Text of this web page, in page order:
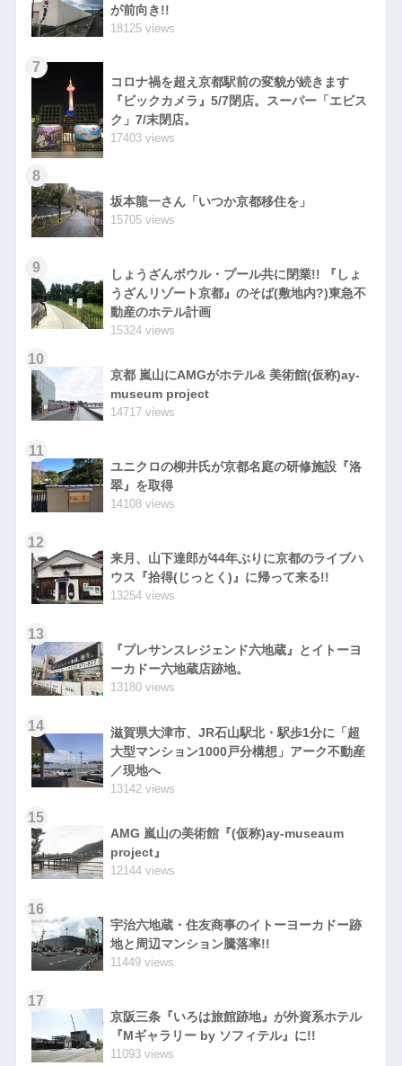
が前向き!!
18125 views
7
コロナ禍を超え京都駅前の変貌が続きます
『ビックカメラ』5/7閉店。スーパー「エビス
ク」7/末閉店。
17403 views
8
坂本龍一さん「いつか京都移住を」
15705 views
9
しょうざんボウル・プール共に閉業!! 『しょ
うざんリゾート京都』のそば(敷地内?)東急不
動産のホテル計画
15324 views
10
京都 嵐山にAMGがホテル& 美術館(仮称)ay-
museum project
14717 views
11
ユニクロの柳井氏が京都名庭の研修施設『洛
翠』を取得
14108 views
12
来月、山下達郎が44年ぶりに京都のライブハ
ウス『拾得(じっとく)』に帰って来る!!
13254 views
13
『プレサンスレジェンド六地蔵』とイトーヨ
ーカドー六地蔵店跡地。
13180 views
14
滋賀県大津市、JR石山駅北・駅歩1分に「超
大型マンション1000戸分構想」アーク不動産
／現地へ
13142 views
15
AMG 嵐山の美術館『(仮称)ay-museaum
project』
12144 views
16
宇治六地蔵・住友商事のイトーヨーカドー跡
地と周辺マンション騰落率!!
11449 views
17
京阪三条『いろは旅館跡地』が外資系ホテル
『Mギャラリー by ソフィテル』に!!
11093 views